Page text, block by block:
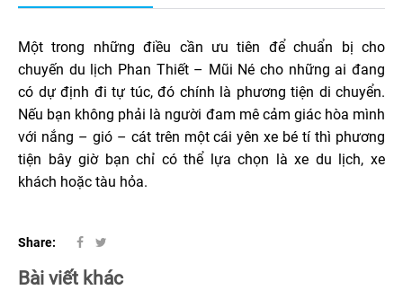
Một trong những điều cần ưu tiên để chuẩn bị cho
chuyến du lịch Phan Thiết – Mũi Né cho những ai đang
có dự định đi tự túc, đó chính là phương tiện di chuyển.
Nếu bạn không phải là người đam mê cảm giác hòa mình
với nắng – gió – cát trên một cái yên xe bé tí thì phương
tiện bây giờ bạn chỉ có thể lựa chọn là xe du lịch, xe
khách hoặc tàu hỏa.
Share:
Bài viết khác